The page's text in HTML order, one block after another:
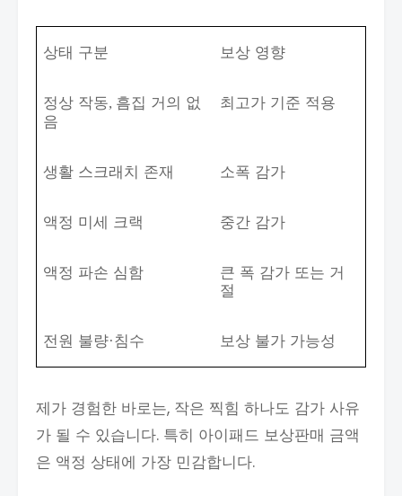
상태 구분 보상 영향
정상 작동, 흠집 거의 없
음
최고가 기준 적용
생활 스크래치 존재 소폭 감가
액정 미세 크랙 중간 감가
액정 파손 심함
큰 폭 감가 또는 거
절
전원 불량·침수 보상 불가 가능성
제가 경험한 바로는, 작은 찍힘 하나도 감가 사유
가 될 수 있습니다. 특히 아이패드 보상판매 금액
은 액정 상태에 가장 민감합니다.